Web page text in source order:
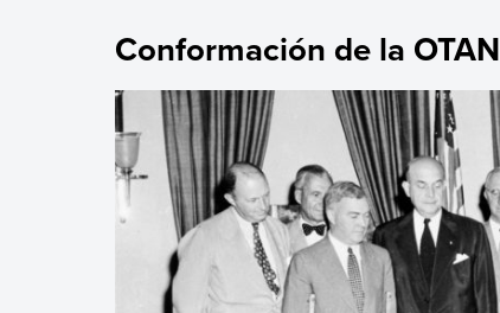
Conformación de la OTAN